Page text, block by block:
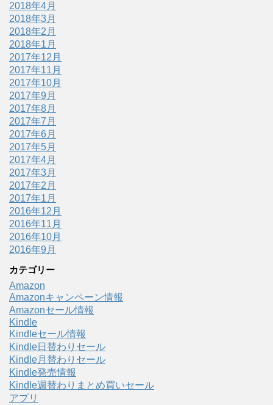
2018年4月
2018年3月
2018年2月
2018年1月
2017年12月
2017年11月
2017年10月
2017年9月
2017年8月
2017年7月
2017年6月
2017年5月
2017年4月
2017年3月
2017年2月
2017年1月
2016年12月
2016年11月
2016年10月
2016年9月
カテゴリー
Amazon
Amazonキャンペーン情報
Amazonセール情報
Kindle
Kindleセール情報
Kindle日替わりセール
Kindle月替わりセール
Kindle発売情報
Kindle週替わりまとめ買いセール
アプリ